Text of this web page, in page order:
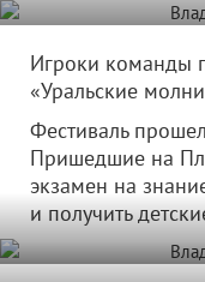
Игроки команды
«Уральские
Фестиваль
Пришедшие на
экзамен на
и получить